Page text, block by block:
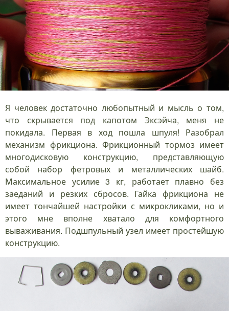
Я человек достаточно любопытный и мысль о том,
что скрывается под капотом Эксэйча, меня не
покидала. Первая в ход пошла шпуля! Разобрал
механизм фрикциона. Фрикционный тормоз имеет
многодисковую конструкцию, представляющую
собой набор фетровых и металлических шайб.
Максимальное усилие 3 кг, работает плавно без
заеданий и резких сбросов. Гайка фрикциона не
имеет тончайшей настройки с микрокликами, но и
этого мне вполне хватало для комфортного
вываживания. Подшпульный узел имеет простейшую
конструкцию.